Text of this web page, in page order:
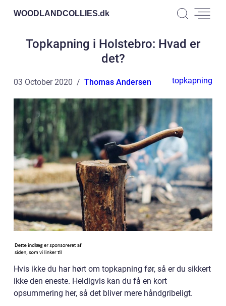
WOODLANDCOLLIES.dk
Topkapning i Holstebro: Hvad er
det?
03 October 2020 Thomas Andersen topkapning
Hvis ikke du har hørt om topkapning før, så er du sikkert
ikke den eneste. Heldigvis kan du få en kort
opsummering her, så det bliver mere håndgribeligt.